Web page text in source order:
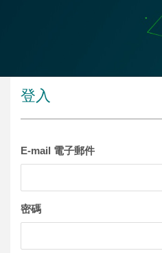
登入
E-mail 電子郵件
密碼